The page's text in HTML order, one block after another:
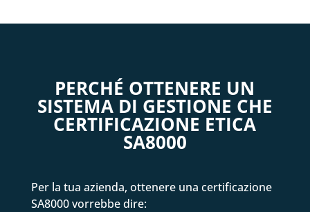
PERCHÉ OTTENERE UN
SISTEMA DI GESTIONE CHE
CERTIFICAZIONE ETICA
SA8000
Per la tua azienda, ottenere una certificazione
SA8000 vorrebbe dire: